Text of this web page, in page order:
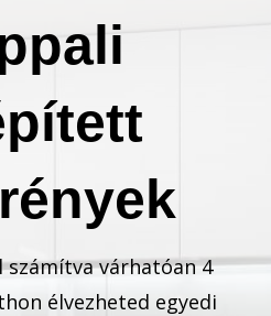
számítva várhatóan 4
élvezheted egyedi